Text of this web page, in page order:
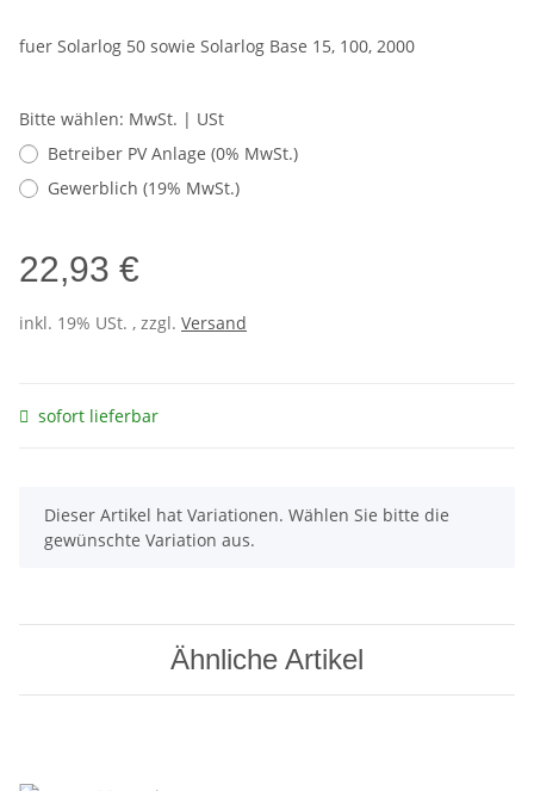
fuer Solarlog 50 sowie Solarlog Base 15, 100, 2000
Bitte wählen: MwSt. | USt
Betreiber PV Anlage (0% MwSt.)
Gewerblich (19% MwSt.)
22,93 €
inkl. 19% USt. , zzgl. Versand
sofort lieferbar
x
Dieser Artikel hat Variationen. Wählen Sie bitte die
gewünschte Variation aus.
Ähnliche Artikel